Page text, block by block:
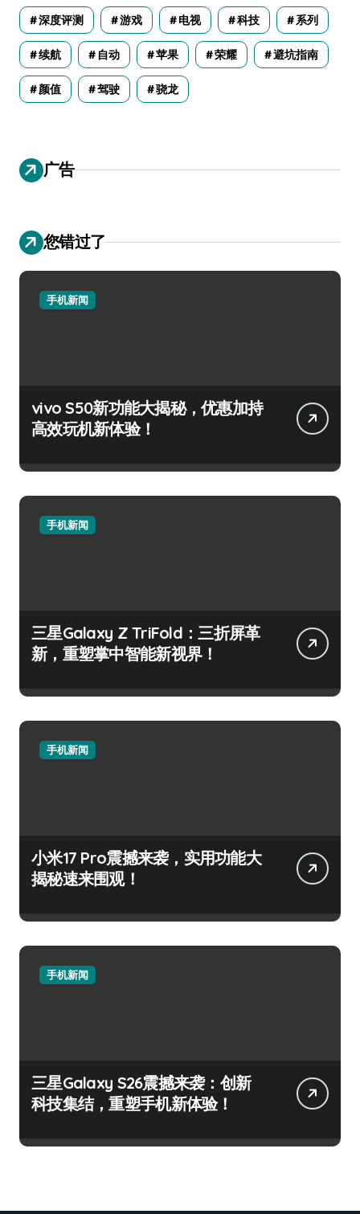
深度评测 游戏 电视 科技 系列
续航 自动 苹果 荣耀 避坑指南
颜值 驾驶 骁龙
广告
您错过了
手机新闻
vivo S50新功能大揭秘，优惠加持
高效玩机新体验！
手机新闻
三星Galaxy Z TriFold：三折屏革
新，重塑掌中智能新视界！
手机新闻
小米17 Pro震撼来袭，实用功能大
揭秘速来围观！
手机新闻
三星Galaxy S26震撼来袭：创新
科技集结，重塑手机新体验！